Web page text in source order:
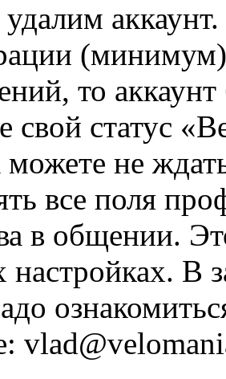
то
свой статус
можете не
все поля
в общении.
В